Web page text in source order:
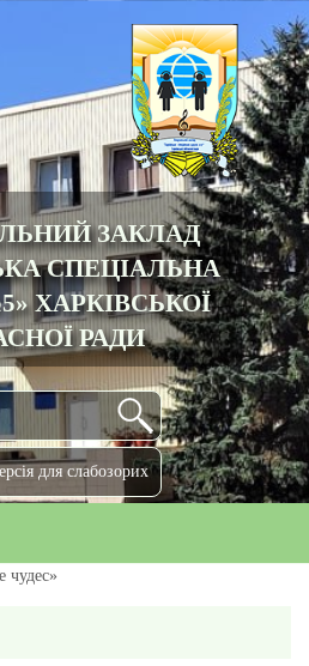
ЗАКЛАД
СПЕЦІАЛЬНА
ХАРКІВСЬКОЇ
РАДИ
для слабозорих
чудес»